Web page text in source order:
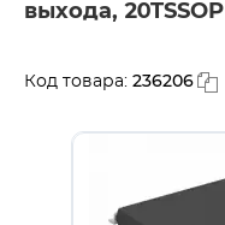
выхода, 20TSSOP
Код товара: 236206